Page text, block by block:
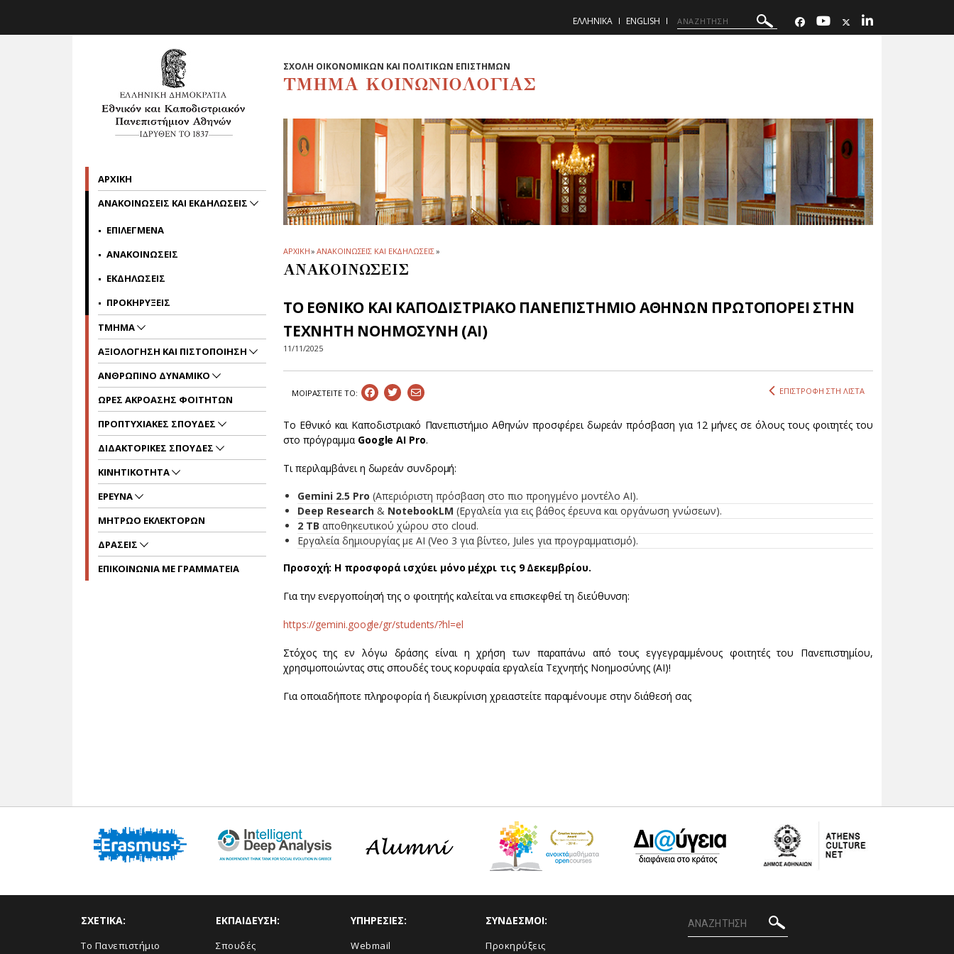
ΕΛΛΗΝΙΚΑ ENGLISH
ΣΧΟΛΗ ΟΙΚΟΝΟΜΙΚΩΝ ΚΑΙ ΠΟΛΙΤΙΚΩΝ ΕΠΙΣΤΗΜΩΝ
ΤΜΗΜΑ ΚΟΙΝΩΝΙΟΛΟΓΙΑΣ
ΑΡΧΙΚΗ» ΑΝΑΚΟΙΝΩΣΕΙΣ ΚΑΙ ΕΚΔΗΛΩΣΕΙΣ»
ΑΝΑΚΟΙΝΩΣΕΙΣ
ΤΟ ΕΘΝΙΚΟ ΚΑΙ ΚΑΠΟΔΙΣΤΡΙΑΚΟ ΠΑΝΕΠΙΣΤΗΜΙΟ ΑΘΗΝΩΝ ΠΡΩΤΟΠΟΡΕΙ ΣΤΗΝ
ΤΕΧΝΗΤΗ ΝΟΗΜΟΣΥΝΗ (ΑΙ)
11/11/2025
ΜΟΙΡΑΣΤEIΤΕ ΤΟ: ΕΠΙΣΤΡΟΦΗ ΣΤΗ ΛΙΣΤΑ
Το Εθνικό και Καποδιστριακό Πανεπιστήμιο Αθηνών προσφέρει δωρεάν πρόσβαση για 12 μήνες σε όλους τους φοιτητές του
στο πρόγραμμα Google AI Pro.
Τι περιλαμβάνει η δωρεάν συνδρομή:
Gemini 2.5 Pro (Απεριόριστη πρόσβαση στο πιο προηγμένο μοντέλο AI).
Deep Research & NotebookLM (Εργαλεία για εις βάθος έρευνα και οργάνωση γνώσεων).
2 TB αποθηκευτικού χώρου στο cloud.
Εργαλεία δημιουργίας με AI (Veo 3 για βίντεο, Jules για προγραμματισμό).
Προσοχή: Η προσφορά ισχύει μόνο μέχρι τις 9 Δεκεμβρίου.
Για την ενεργοποίησή της ο φοιτητής καλείται να επισκεφθεί τη διεύθυνση:
https://gemini.google/gr/students/?hl=el
Στόχος της εν λόγω δράσης είναι η χρήση των παραπάνω από τους εγγεγραμμένους φοιτητές του Πανεπιστημίου,
χρησιμοποιώντας στις σπουδές τους κορυφαία εργαλεία Τεχνητής Νοημοσύνης (ΑΙ)!
Για οποιαδήποτε πληροφορία ή διευκρίνιση χρειαστείτε παραμένουμε στην διάθεσή σας
ΑΡΧΙΚΗ
ΑΝΑΚΟΙΝΩΣΕΙΣ ΚΑΙ ΕΚΔΗΛΩΣΕΙΣ
ΕΠΙΛΕΓΜΕΝΑ
ΑΝΑΚΟΙΝΩΣΕΙΣ
ΕΚΔΗΛΩΣΕΙΣ
ΠΡΟΚΗΡΥΞΕΙΣ
ΤΜΗΜΑ
ΑΞΙΟΛΟΓΗΣΗ ΚΑΙ ΠΙΣΤΟΠΟΙΗΣΗ
ΑΝΘΡΩΠΙΝΟ ΔΥΝΑΜΙΚΟ
ΩΡΕΣ ΑΚΡΟΑΣΗΣ ΦΟΙΤΗΤΩΝ
ΠΡΟΠΤΥΧΙΑΚΕΣ ΣΠΟΥΔΕΣ
ΔΙΔΑΚΤΟΡΙΚΕΣ ΣΠΟΥΔΕΣ
ΚΙΝΗΤΙΚΟΤΗΤΑ
ΕΡΕΥΝΑ
ΜΗΤΡΩΟ ΕΚΛΕΚΤΟΡΩΝ
ΔΡΑΣΕΙΣ
ΕΠΙΚΟΙΝΩΝΙΑ ΜΕ ΓΡΑΜΜΑΤΕΙΑ
ΣΧΕΤΙΚΑ:
Το Πανεπιστήμιο
ΕΚΠΑΙΔΕΥΣΗ:
Σπουδές
ΥΠΗΡΕΣΙΕΣ:
Webmail
ΣΥΝΔΕΣΜΟΙ:
Προκηρύξεις